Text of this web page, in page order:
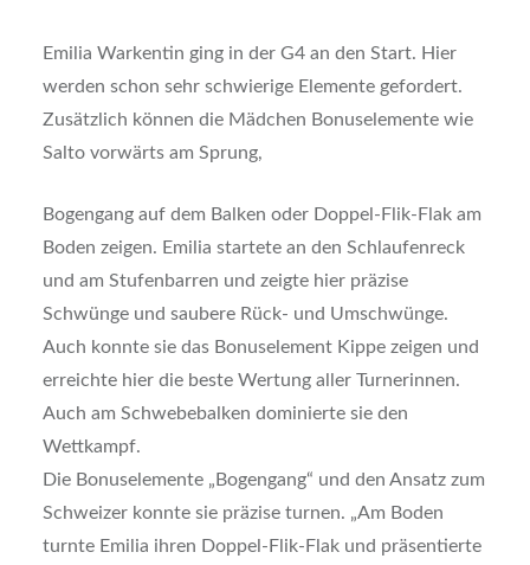
Emilia Warkentin ging in der G4 an den Start. Hier
werden schon sehr schwierige Elemente gefordert.
Zusätzlich können die Mädchen Bonuselemente wie
Salto vorwärts am Sprung,
Bogengang auf dem Balken oder Doppel-Flik-Flak am
Boden zeigen. Emilia startete an den Schlaufenreck
und am Stufenbarren und zeigte hier präzise
Schwünge und saubere Rück- und Umschwünge.
Auch konnte sie das Bonuselement Kippe zeigen und
erreichte hier die beste Wertung aller Turnerinnen.
Auch am Schwebebalken dominierte sie den
Wettkampf.
Die Bonuselemente „Bogengang“ und den Ansatz zum
Schweizer konnte sie präzise turnen. „Am Boden
turnte Emilia ihren Doppel-Flik-Flak und präsentierte